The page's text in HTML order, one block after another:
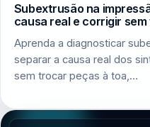
Subextrusão na
causa real e corrigir
Aprenda a diagnosticar
separar a causa real dos
sem trocar peças à toa,…